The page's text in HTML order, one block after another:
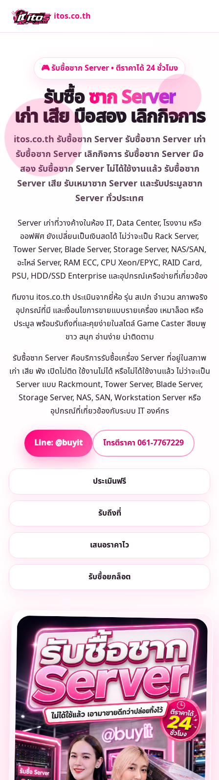
itos.co.th
🎮 รับซื้อซาก Server • ตีราคาได้ 24 ชั่วโมง
รับซื้อซาก Server
เก่า เสีย มือสอง เลิกกิจการ
itos.co.th รับซื้อซาก Server รับซื้อซาก Server เก่า
รับซื้อซาก Server เลิกกิจการ รับซื้อซาก Server มือ
สอง รับซื้อซาก Server ไม่ได้ใช้งานแล้ว รับซื้อซาก
Server เสีย รับเหมาซาก Server และรับประมูลซาก
Server ทั่วประเทศ
Server เก่าที่วางค้างในห้อง IT, Data Center, โรงงาน หรือ
ออฟฟิศ ยังเปลี่ยนเป็นเงินสดได้ ไม่ว่าจะเป็น Rack Server,
Tower Server, Blade Server, Storage Server, NAS/SAN,
อะไหล่ Server, RAM ECC, CPU Xeon/EPYC, RAID Card,
PSU, HDD/SSD Enterprise และอุปกรณ์เครือข่ายที่เกี่ยวข้อง
ทีมงาน itos.co.th ประเมินจากยี่ห้อ รุ่น สเปก จำนวน สภาพจริง
อุปกรณ์ที่มี และเงื่อนไขการขายแบบรายเครื่อง เหมาล็อต หรือ
ประมูล พร้อมรับถึงที่และคุยง่ายในสไตล์ Game Caster สีชมพู
ขาว สนุก อ่านง่าย น่าติดตาม
รับซื้อซาก Server คือบริการรับซื้อเครื่อง Server ที่อยู่ในสภาพ
เก่า เสีย พัง เปิดไม่ติด ใช้งานไม่ได้ หรือไม่ได้ใช้งานแล้ว ไม่ว่าจะเป็น
Server แบบ Rackmount, Tower Server, Blade Server,
Storage Server, NAS, SAN, Workstation Server หรือ
อุปกรณ์ที่เกี่ยวข้องกับระบบ IT องค์กร
Line: @buyit โทรตีราคา 061-7767229
ประเมินฟรี
รับถึงที่
เสนอราคาไว
รับซื้อยกล็อต